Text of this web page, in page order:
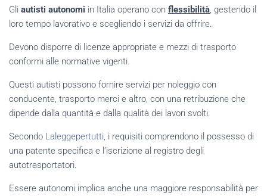
Gli autisti autonomi in Italia operano con flessibilità, gestendo il
loro tempo lavorativo e scegliendo i servizi da offrire.
Devono disporre di licenze appropriate e mezzi di trasporto
conformi alle normative vigenti.
Questi autisti possono fornire servizi per noleggio con
conducente, trasporto merci e altro, con una retribuzione che
dipende dalla quantità e dalla qualità dei lavori svolti.
Secondo Laleggepertutti, i requisiti comprendono il possesso di
una patente specifica e l’iscrizione al registro degli
autotrasportatori.
Essere autonomi implica anche una maggiore responsabilità per